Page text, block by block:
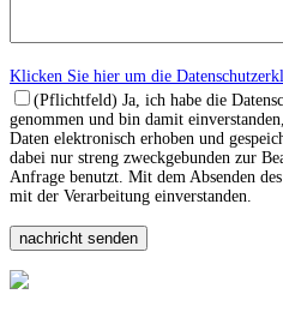
Klicken Sie hier um die
(Pflichtfeld) Ja, ich habe die
genommen und bin damit
Daten elektronisch erhoben und
dabei nur streng zweckgebunden zur
Anfrage benutzt. Mit dem Absenden
mit der Verarbeitung einverstanden.